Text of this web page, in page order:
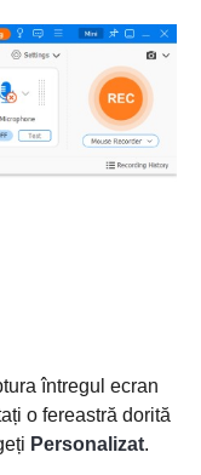
întregul ecran
o fereastră dorită
Personalizat.